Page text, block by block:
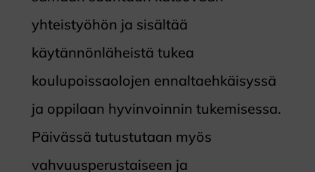
yhteistyöhön ja sisältää
käytännönläheistä tukea
koulupoissaolojen ennaltaehkäisyssä
ja oppilaan hyvinvoinnin tukemisessa.
Päivässä tutustutaan myös
vahvuusperustaiseen ja